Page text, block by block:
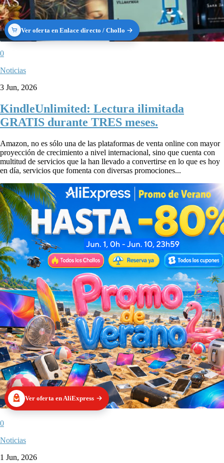
Ver oferta en Enlace directo / Chollo
0
Noticias
3 Jun, 2026
KindleUnlimited: Lectura ilimitada
GRATIS durante TRES meses.
Amazon, no es sólo una de las plataformas de venta online con mayor
proyección de crecimiento a nivel internacional, sino que cuenta con
multitud de servicios que la han llevado a convertirse en lo que es hoy
en día, servicios que fomenta con diversas promociones...
Ver oferta en AliExpress
0
Noticias
1 Jun, 2026